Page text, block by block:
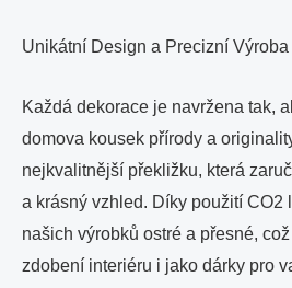
Unikátní Design a Precizní Výroba
Každá dekorace je navržena tak,
domova kousek přírody a
nejkvalitnější překližku, která
a krásný vzhled. Díky použití CO2
našich výrobků ostré a přesné,
zdobení interiéru i jako dárky pro